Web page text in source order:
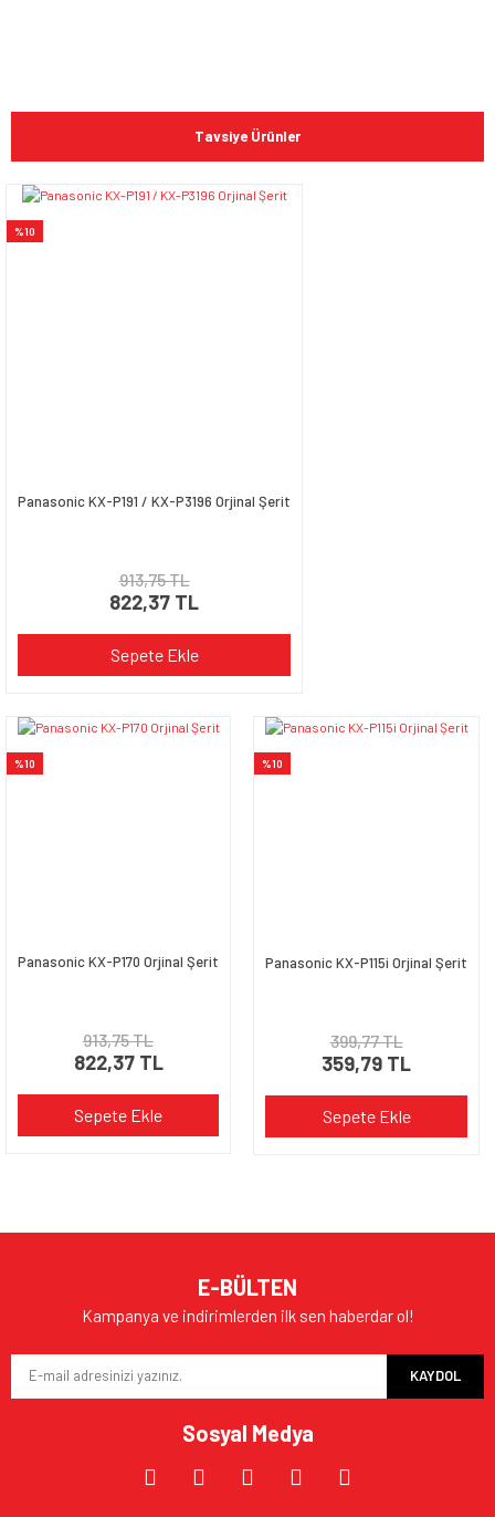
Bu ürüne ilk yorumu siz yapın!
Yorum Yaz
konularda yetersiz gördüğünüz noktaları öneri formunu
kullanarak tarafımıza iletebilirsiniz.
Gönder
Tavsiye Ürünler
%10
Panasonic KX-P191 / KX-P3196 Orjinal Şerit
913,75 TL
822,37 TL
Sepete Ekle
%10
Panasonic KX-P170 Orjinal Şerit
913,75 TL
822,37 TL
Sepete Ekle
%10
Panasonic KX-P115i Orjinal Şerit
399,77 TL
359,79 TL
Sepete Ekle
E-BÜLTEN
Kampanya ve indirimlerden ilk sen haberdar ol!
KAYDOL
Sosyal Medya